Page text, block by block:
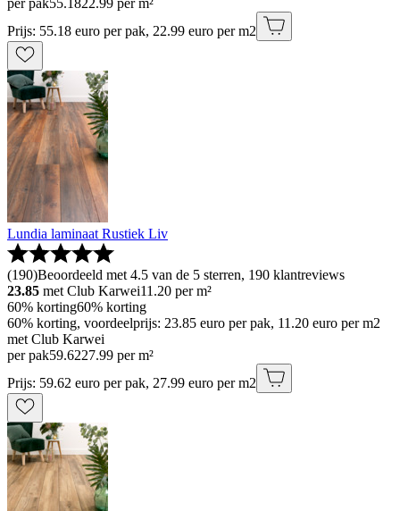
per pak55.1822.99 per m²
Prijs: 55.18 euro per pak, 22.99 euro per m2
Lundia laminaat Rustiek Liv
(190)Beoordeeld met 4.5 van de 5 sterren, 190 klantreviews
23.85 met Club Karwei11.20 per m²
60% korting60% korting
60% korting, voordeelprijs: 23.85 euro per pak, 11.20 euro per m2
met Club Karwei
per pak59.6227.99 per m²
Prijs: 59.62 euro per pak, 27.99 euro per m2